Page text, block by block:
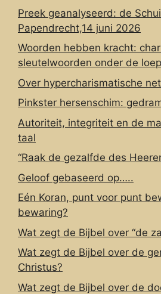
Preek geanalyseerd: de
Papendrecht,14 juni 2026
Woorden hebben kracht:
sleutelwoorden onder de
Over hypercharismatische
Pinkster hersenschim:
Autoriteit, integriteit en de
taal
“Raak de gezalfde des
Geloof gebaseerd op…..
Eén Koran, punt voor punt
bewaring?
Wat zegt de Bijbel over “de
Wat zegt de Bijbel over de
Christus?
Wat zegt de Bijbel over de